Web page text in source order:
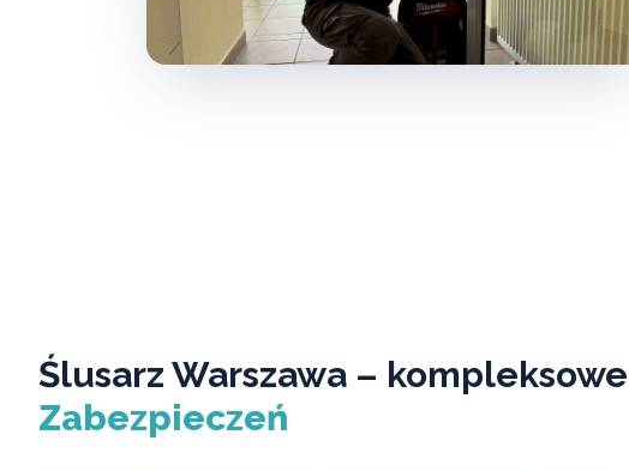
Ślusarz Warszawa –
Zabezpieczeń